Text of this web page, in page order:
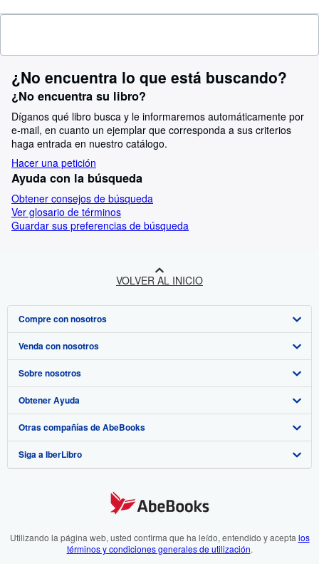
¿No encuentra lo que está buscando?
¿No encuentra su libro?
Díganos qué libro busca y le informaremos automáticamente por
e-mail, en cuanto un ejemplar que corresponda a sus criterios
haga entrada en nuestro catálogo.
Hacer una petición
Ayuda con la búsqueda
Obtener consejos de búsqueda
Ver glosario de términos
Guardar sus preferencias de búsqueda
VOLVER AL INICIO
Compre con nosotros
Búsqueda avanzada
Colecciones
Mi cuenta
Mis pedidos
Ver carrito
Venda con nosotros
Comenzar a vender
Únase a nuestro programa de afiliados
Recomiende un vendedor
Sobre nosotros
Sobre IberLibro
Medios
Empleo
Preferencias de cookies
Aviso de cookies
Obtener Ayuda
Preguntas frecuentes y guías
Atención al Cliente
Otras compañías de AbeBooks
AbeBooks.com
AbeBooks.fr
Siga a IberLibro
Utilizando la página web, usted confirma que ha leído, entendido y acepta los
términos y condiciones generales de utilización.